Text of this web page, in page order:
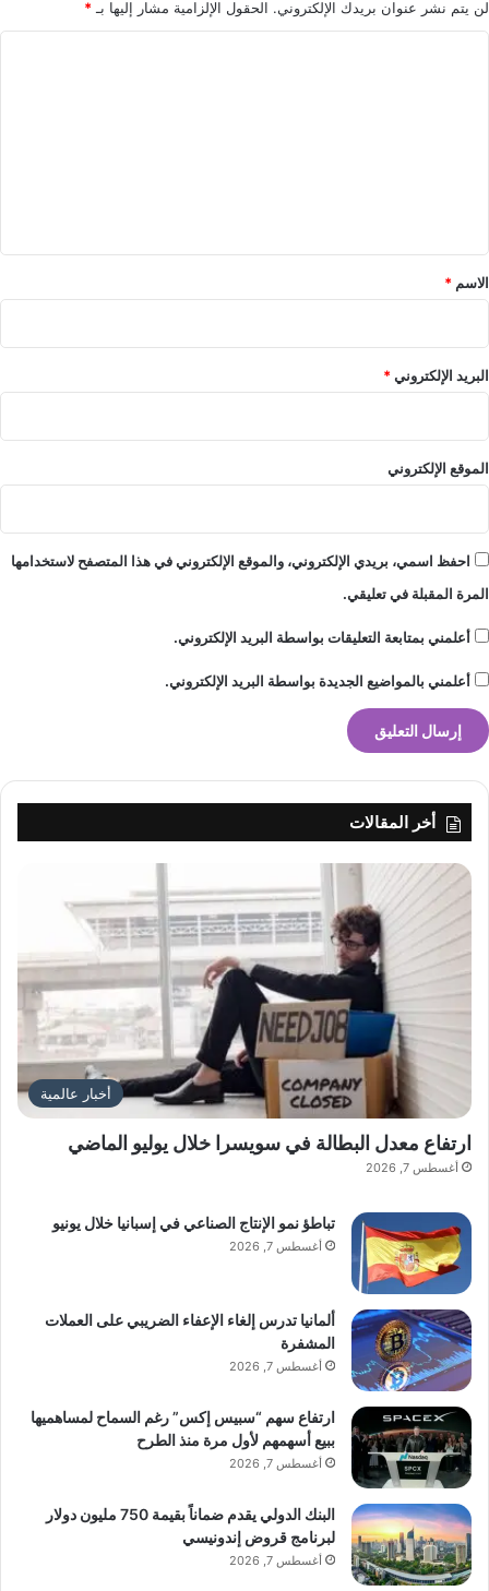
ض
ي
l
e
c
i
i
لن يتم نشر عنوان بريدك الإلكتروني. الحقول الإلزامية مشار إليها بـ *
*
الاسم *
البريد الإلكتروني*
الموقع الإلكتروني
احفظ اسمي، بريدي الإلكتروني، والموقع الإلكتروني في هذا المتصفح لاستخدامها
المرة المقبلة في تعليقي.
أعلمني بمتابعة التعليقات بواسطة البريد الإلكتروني.
أعلمني بالمواضيع الجديدة بواسطة البريد الإلكتروني.
أخر المقالات
أخبار عالمية
ارتفاع معدل البطالة في سويسرا خلال يوليو الماضي
أغسطس 7, 2026
تباطؤ نمو الإنتاج الصناعي في إسبانيا خلال يونيو
أغسطس 7, 2026
ألمانيا تدرس إلغاء الإعفاء الضريبي على العملات
المشفرة
أغسطس 7, 2026
ارتفاع سهم “سبيس إكس” رغم السماح لمساهميها
ببيع أسهمهم لأول مرة منذ الطرح
أغسطس 7, 2026
البنك الدولي يقدم ضماناً بقيمة 750 مليون دولار
لبرنامج قروض إندونيسي
أغسطس 7, 2026